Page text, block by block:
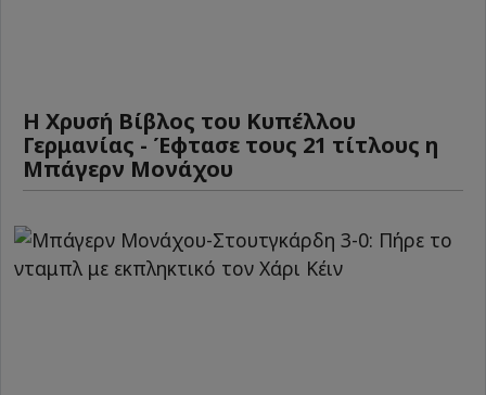
Η Χρυσή Βίβλος του Κυπέλλου
Γερμανίας - Έφτασε τους 21 τίτλους η
Μπάγερν Μονάχου